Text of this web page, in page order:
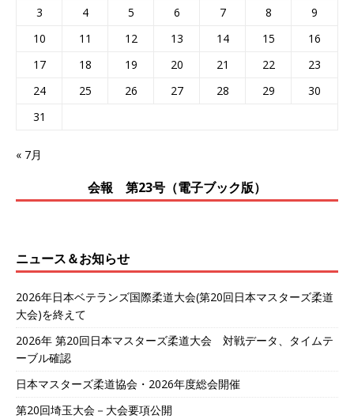
3
4 5 6 7 8
9
10
11 12 13 14 15
16
17
18 19 20 21 22
23
24
25 26 27 28 29
30
31
« 7月
会報 第23号（電子ブック版）
ニュース＆お知らせ
2026年日本ベテランズ国際柔道大会(第20回日本マスターズ柔道
大会)を終えて
2026年 第20回日本マスターズ柔道大会 対戦データ、タイムテ
ーブル確認
日本マスターズ柔道協会・2026年度総会開催
第20回埼玉大会－大会要項公開